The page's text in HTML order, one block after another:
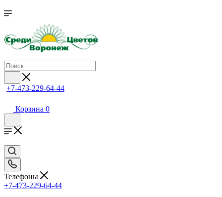
+7-473-229-64-44
Корзина 0
Телефоны
+7-473-229-64-44